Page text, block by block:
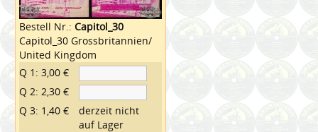
Bestell Nr.:Capitol_30
Capitol_30 Grossbritannien/
United Kingdom
Q 1: 3,00 €
Q 2: 2,30 €
Q 3: 1,40 €
derzeit nicht
auf Lager